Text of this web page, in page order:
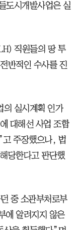
도시개발사업은 실
직원들의 땅 투
반적인 수사를 진
의 실시계획 인가
대해선 사업 조합
고 주장했으나, 법
당한다고 판단했
중 소관부처로부
에 알려지지 않은